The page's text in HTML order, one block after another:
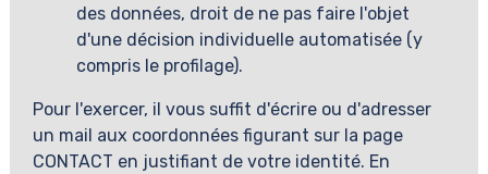
des données, droit de ne pas faire l'objet
d'une décision individuelle automatisée (y
compris le profilage).
Pour l'exercer, il vous suffit d'écrire ou d'adresser
un mail aux coordonnées figurant sur la page
CONTACT en justifiant de votre identité. En